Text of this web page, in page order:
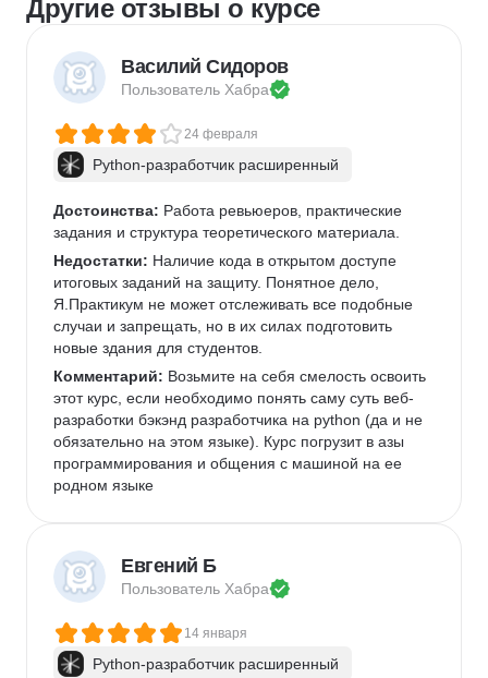
Другие отзывы о курсе
Василий Сидоров
Пользователь Хабра
24 февраля
Python-разработчик расширенный
Достоинства: Работа ревьюеров, практические
задания и структура теоретического материала.
Недостатки: Наличие кода в открытом доступе
итоговых заданий на защиту. Понятное дело,
Я.Практикум не может отслеживать все подобные
случаи и запрещать, но в их силах подготовить
новые здания для студентов.
Комментарий: Возьмите на себя смелость освоить
этот курс, если необходимо понять саму суть веб-
разработки бэкэнд разработчика на python (да и не
обязательно на этом языке). Курс погрузит в азы
программирования и общения с машиной на ее
родном языке
Евгений Б
Пользователь Хабра
14 января
Python-разработчик расширенный